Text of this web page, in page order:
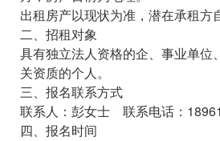
出租房产以现状为准，潜在承租方
二、招租对象
具有独立法人资格的企、事业单位
关资质的个人。
三、报名联系方式
联系人：彭女士 联系电话：
四、报名时间